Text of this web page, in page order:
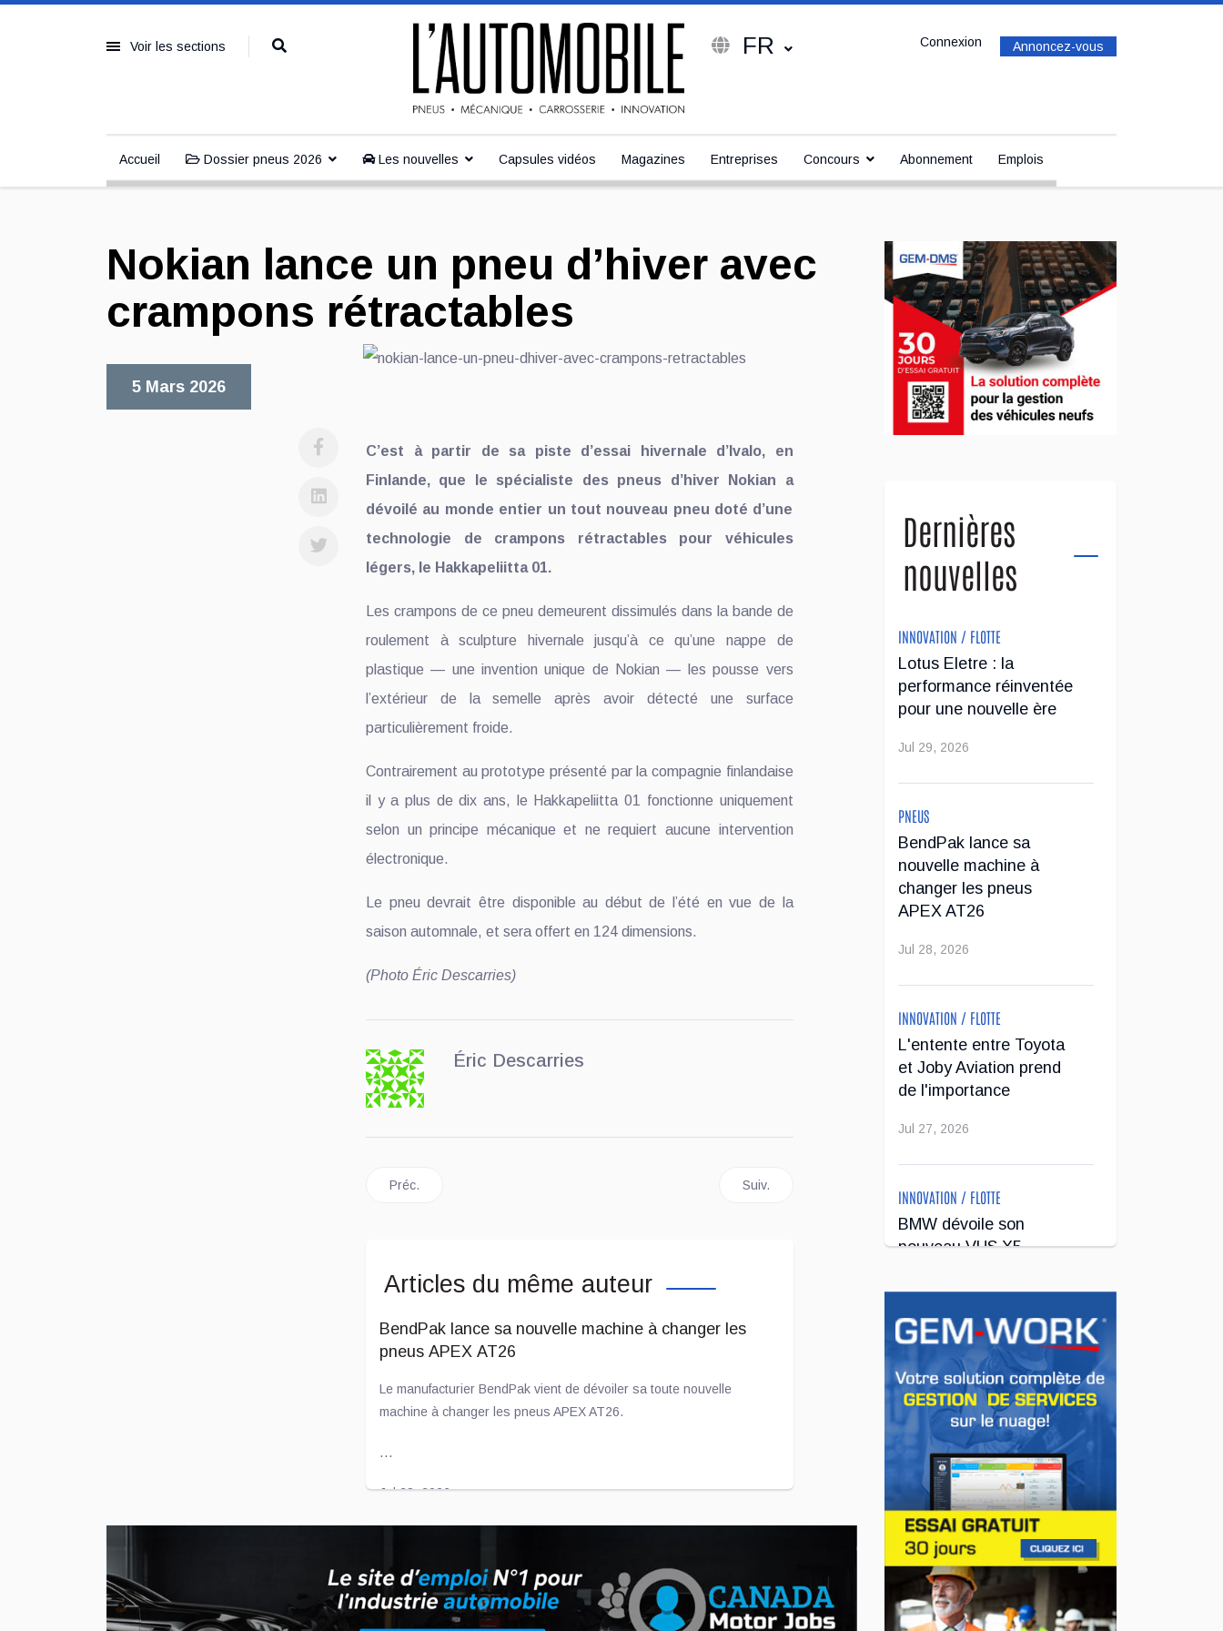
Voir les sections FR Annoncez-vous
Connexion
Accueil Dossier pneus 2026 Les nouvelles Capsules vidéos Magazines Entreprises Concours Abonnement Emplois
Nokian lance un pneu d’hiver avec
crampons rétractables
5 Mars 2026
C’est à partir de sa piste d’essai hivernale d’Ivalo, en
Finlande, que le spécialiste des pneus d’hiver Nokian a
dévoilé au monde entier un tout nouveau pneu doté d’une
technologie de crampons rétractables pour véhicules
légers, le Hakkapeliitta 01.
Les crampons de ce pneu demeurent dissimulés dans la bande de
roulement à sculpture hivernale jusqu’à ce qu’une nappe de
plastique — une invention unique de Nokian — les pousse vers
l’extérieur de la semelle après avoir détecté une surface
particulièrement froide.
Contrairement au prototype présenté par la compagnie finlandaise
il y a plus de dix ans, le Hakkapeliitta 01 fonctionne uniquement
selon un principe mécanique et ne requiert aucune intervention
électronique.
Le pneu devrait être disponible au début de l’été en vue de la
saison automnale, et sera offert en 124 dimensions.
(Photo Éric Descarries)
Éric Descarries
Article précédent : Hankook lance la version A/T2 de son Laufenn X-Fit
Préc. Article suivant : Le Groupe Desharnais acquiert Pneus St-David : une acquisition
Suiv.
Articles du même auteur
BendPak lance sa nouvelle machine à changer les
pneus APEX AT26
Le manufacturier BendPak vient de dévoiler sa toute nouvelle
machine à changer les pneus APEX AT26.
...
Jul 28, 2026
l'importance
Voilà déjà quelques années que le constructeur automobile Toyota «
Dernières
nouvelles
INNOVATION / FLOTTE
Lotus Eletre : la
performance réinventée
pour une nouvelle ère
Jul 29, 2026
PNEUS
BendPak lance sa
nouvelle machine à
changer les pneus
APEX AT26
Jul 28, 2026
INNOVATION / FLOTTE
L'entente entre Toyota
et Joby Aviation prend
de l'importance
Jul 27, 2026
INNOVATION / FLOTTE
BMW dévoile son
nouveau VUS X5
INNOVATION / FLOTTE
Le régulateur Super
Cruise avec
remorquage maintenant
disponible sur 19
véhicules GM
Jul 23, 2026
INNOVATION / FLOTTE
Jeep veut augmenter sa
gamme de modèles en